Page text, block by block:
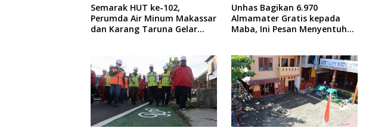
Semarak HUT ke-102,
Perumda Air Minum Makassar
dan Karang Taruna Gelar
Unhas Bagikan 6.970
Almamater Gratis kepada
Maba, Ini Pesan Menyentuh